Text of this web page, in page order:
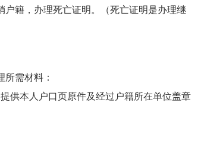
籍，办理死亡证明。（死亡证明是办理继
所需材料：
供本人户口页原件及经过户籍所在单位盖章